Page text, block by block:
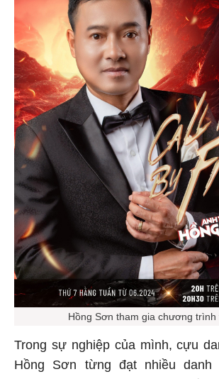
Hồng Sơn tham gia chương trình
Trong sự nghiệp của mình, cựu
Hồng Sơn từng đạt nhiều